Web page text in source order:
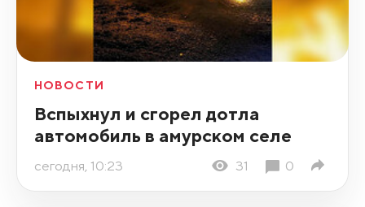
НОВОСТИ
Вспыхнул и сгорел дотла
автомобиль в амурском селе
сегодня, 10:23 31 0